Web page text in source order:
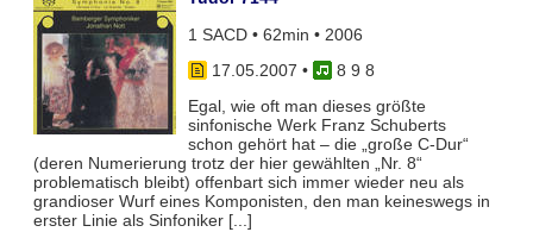
1 SACD • 62min • 2006
17.05.2007 •
8 9 8
Egal, wie oft man dieses größte
sinfonische Werk Franz Schuberts
schon gehört hat – die „große C-Dur“
(deren Numerierung trotz der hier gewählten „Nr. 8“
problematisch bleibt) offenbart sich immer wieder neu als
grandioser Wurf eines Komponisten, den man keineswegs in
erster Linie als Sinfoniker [...]